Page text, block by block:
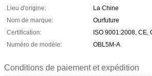
Lieu d'origine:
La Chine
Nom de marque:
Ourfuture
Certification:
ISO 9001:2008, CE,
Numéro de modèle:
OBL5M-A
Conditions de paiement et expédition